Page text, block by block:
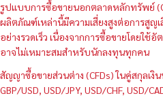
รูปแบบการซื้อขายนอกตลาดหลักทรัพย์
ผลิตภัณฑ์เหล่านี้มีความเสี่ยงสูงต่อการสูญ
อย่างรวดเร็ว เนื่องจากการซื้อขายโดยใช้
อาจไม่เหมาะสมสำหรับนักลงทุนทุกคน
สัญญาซื้อขายส่วนต่าง (CFDs) ในคู่สกุลเงิน
GBP/USD, USD/JPY, USD/CHF, USD/